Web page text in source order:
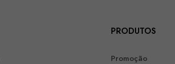
PRODUTOS
Promoção